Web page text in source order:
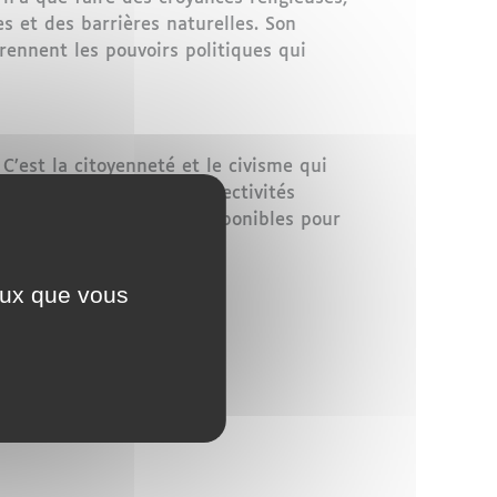
et des barrières naturelles. Son
les pouvoirs politiques qui
la citoyenneté et le civisme qui
individus et des collectivités
les seuls armes disponibles pour
que vous